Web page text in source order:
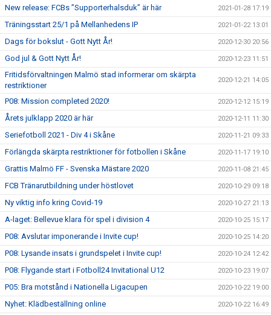
New release: FCBs ”Supporterhalsduk” är här 2021-01-28 17:19
Träningsstart 25/1 på Mellanhedens IP 2021-01-22 13:01
Dags för bokslut - Gott Nytt År! 2020-12-30 20:56
God jul & Gott Nytt År! 2020-12-23 11:51
Fritidsförvaltningen Malmö stad informerar om skärpta
restriktioner
2020-12-21 14:05
P08: Mission completed 2020! 2020-12-12 15:19
Årets julklapp 2020 är här 2020-12-11 11:30
Seriefotboll 2021 - Div 4 i Skåne 2020-11-21 09:33
Förlängda skärpta restriktioner för fotbollen i Skåne 2020-11-17 19:10
Grattis Malmö FF - Svenska Mästare 2020 2020-11-08 21:45
FCB Tränarutbildning under höstlovet 2020-10-29 09:18
Ny viktig info kring Covid-19 2020-10-27 21:13
A-laget: Bellevue klara för spel i division 4 2020-10-25 15:17
P08: Avslutar imponerande i Invite cup! 2020-10-25 14:20
P08: Lysande insats i grundspelet i Invite cup! 2020-10-24 12:42
P08: Flygande start i Fotboll24 Invitational U12 2020-10-23 19:07
P05: Bra motstånd i Nationella Ligacupen 2020-10-22 19:00
Nyhet: Klädbeställning online 2020-10-22 16:49